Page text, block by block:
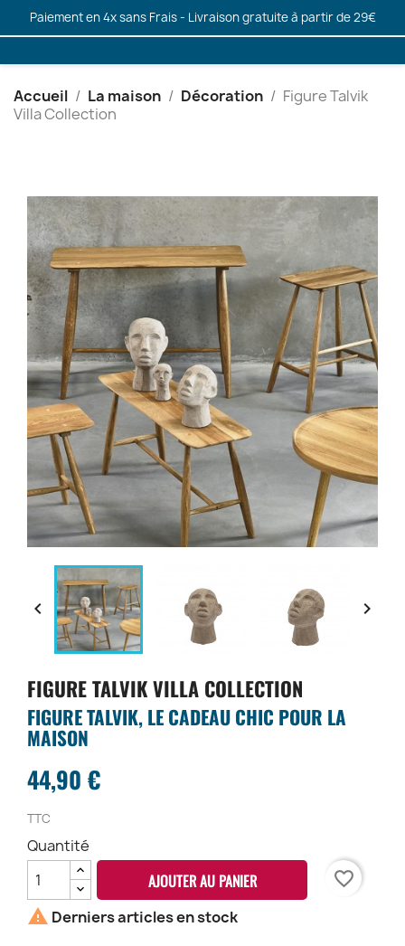
Paiement en 4x sans Frais - Livraison gratuite à partir de 29€
Accueil La maison Décoration
Figure Talvik
Villa Collection
 
FIGURE TALVIK VILLA COLLECTION
FIGURE TALVIK, LE CADEAU CHIC POUR LA
MAISON
44,90 €
TTC
Quantité
AJOUTER AU PANIER favorite_border
 Derniers articles en stock